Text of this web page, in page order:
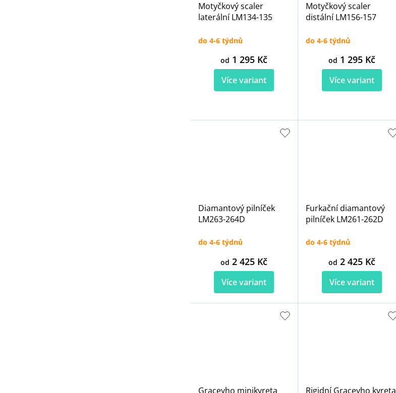
Motyčkový scaler
laterální LM134-135
do 4-6 týdnů
od 1 295 Kč
Více variant
Motyčkový scaler
distální LM156-157
do 4-6 týdnů
od 1 295 Kč
Více variant
Diamantový pilníček
LM263-264D
do 4-6 týdnů
od 2 425 Kč
Více variant
Furkační diamantový
pilníček LM261-262D
do 4-6 týdnů
od 2 425 Kč
Více variant
Graceyho minikyreta Rigidní Graceyho kyreta